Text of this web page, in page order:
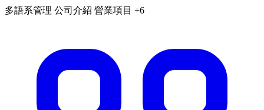
多語系管理 公司介紹 營業項目 +6